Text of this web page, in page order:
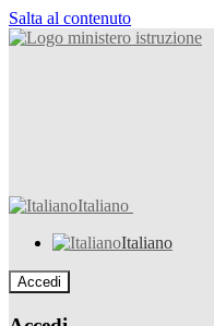
Salta al contenuto
Italiano
Italiano
Accedi